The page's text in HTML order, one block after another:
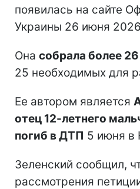
появилась на сайте
Украины 26 июня
Она собрала более
25 необходимых для
Ее автором является
отец 12-летнего
погиб в ДТП 5 июня в
Зеленский сообщил,
рассмотрения